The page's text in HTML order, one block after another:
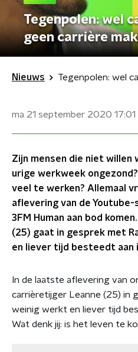
Tegenpolen: wel
geen carrière
Nieuws
ma 21 september 2020 17:01
Zijn mensen die niet willen
urige werkweek
veel te werken? Allemaal
aflevering van de Youtube-
3FM Human aan bod
(25) gaat in gesprek met
en liever tijd besteedt aan
In de laatste aflevering van
carrièretijger Leanne (25) in
weinig werkt en liever tijd
Wat denk jij: is het leven te